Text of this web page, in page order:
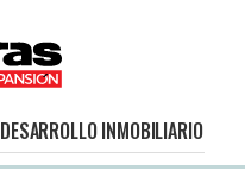
DESARROLLO INMOBILIARIO